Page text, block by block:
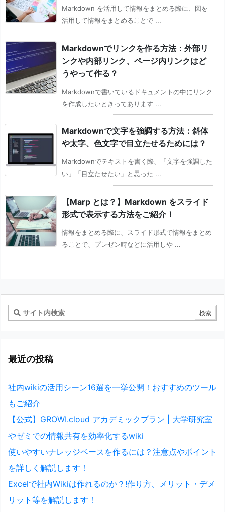
Markdown を活用して情報をまとめる際に、図を
活用して情報をまとめることで ...
Markdownでリンクを作る方法：外部リ
ンクや内部リンク、ページ内リンクはど
うやって作る？
Markdownで書いているドキュメントの中にリンク
を作成したいときってあります ...
Markdownで文字を強調する方法：斜体
や太字、色文字で目立たせるためには？
Markdownでテキストを書く際、「文字を強調した
い」「目立たせたい」と思った ...
【Marp とは？】Markdown をスライド
形式で表示する方法をご紹介！
情報をまとめる際に、スライド形式で情報をまとめ
ることで、プレゼン時などに活用しや ...
最近の投稿
社内wikiの活用シーン16選を一挙公開！おすすめのツール
もご紹介
【公式】GROWI.cloud アカデミックプラン | 大学研究室
やゼミでの情報共有を効率化するwiki
使いやすいナレッジベースを作るには？注意点やポイント
を詳しく解説します！
Excelで社内Wikiは作れるのか？!作り方、メリット・デメ
リット等を解説します！